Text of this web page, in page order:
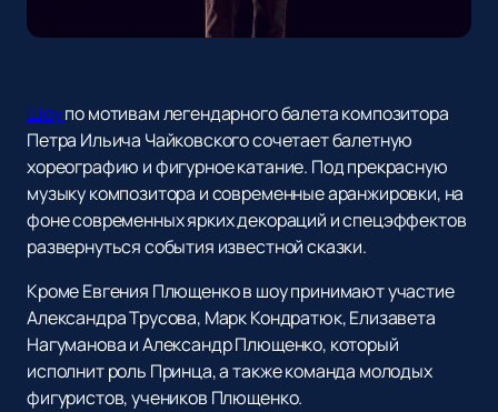
Шоупо мотивам легендарного балета композитора
Петра Ильича Чайковского сочетает балетную
хореографию и фигурное катание. Под прекрасную
музыку композитора и современные аранжировки, на
фоне современных ярких декораций и спецэффектов
развернуться события известной сказки.
Кроме Евгения Плющенко в шоу принимают участие
Александра Трусова, Марк Кондратюк, Елизавета
Нагуманова и Александр Плющенко, который
исполнит роль Принца, а также команда молодых
фигуристов, учеников Плющенко.